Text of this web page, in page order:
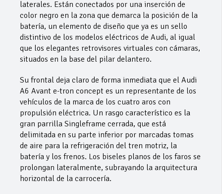
laterales. Están conectados por una inserción de
color negro en la zona que demarca la posición de la
batería, un elemento de diseño que ya es un sello
distintivo de los modelos eléctricos de Audi, al igual
que los elegantes retrovisores virtuales con cámaras,
situados en la base del pilar delantero.
Su frontal deja claro de forma inmediata que el Audi
A6 Avant e-tron concept es un representante de los
vehículos de la marca de los cuatro aros con
propulsión eléctrica. Un rasgo característico es la
gran parrilla Singleframe cerrada, que está
delimitada en su parte inferior por marcadas tomas
de aire para la refrigeración del tren motriz, la
batería y los frenos. Los biseles planos de los faros se
prolongan lateralmente, subrayando la arquitectura
horizontal de la carrocería.